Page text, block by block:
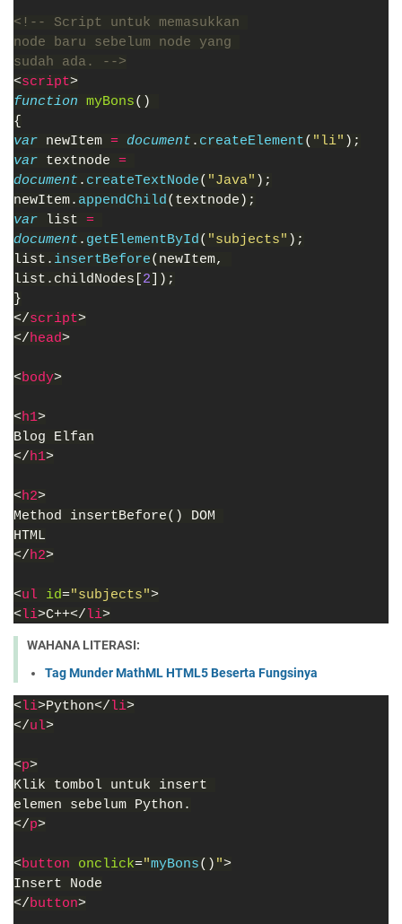
<!-- Script untuk memasukkan
node baru sebelum node yang
sudah ada. -->
<script>
function myBons()
{
var newItem = document . createElement( "li" );
var textnode
document . createTextNode( "Java" );
newItem. appendChild (textnode);
var
list
document . getElementById ( "subjects" );
list. insertBefore(newItem,
list.childNodes[ 2 ]);
}
</script>
</head>
<body>
<h1>
Blog Elfan
</h1>
<h2>
Method insertBefore() DOM
HTML
</h2>
<ul id="subjects">
<li>C++</li>
WAHANA LITERASI:
Tag Munder MathML HTML5 Beserta Fungsinya
<li>Python</li>
</ul>
<p>
Klik tombol untuk insert
elemen sebelum Python.
</p>
<button onclick="myBons() ">
Insert Node
</button>